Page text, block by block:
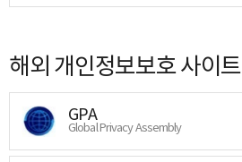
해외 개인정보보호 사이트
GPA
Global Privacy Assembly